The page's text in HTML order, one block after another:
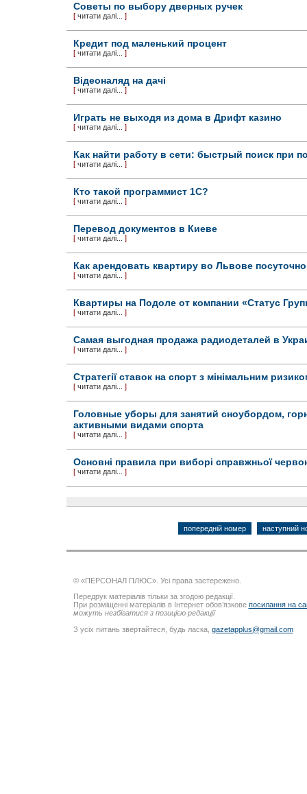
Советы по выбору дверных ручек
[ читати далі... ]
Кредит под маленький процент
[ читати далі... ]
Відеоналяд на дачі
[ читати далі... ]
Играть не выходя из дома в Дрифт казино
[ читати далі... ]
Как найти работу в сети: быстрый поиск при
[ читати далі... ]
Кто такой программист 1С?
[ читати далі... ]
Перевод документов в Киеве
[ читати далі... ]
Как арендовать квартиру во Львове посуточно
[ читати далі... ]
Квартиры на Подоле от компании «Статус
[ читати далі... ]
Самая выгодная продажа радиодеталей в
[ читати далі... ]
Стратегії ставок на спорт з мінімальним
[ читати далі... ]
Головные уборы для занятий сноубордом,
активными видами спорта
[ читати далі... ]
Основні правила при виборі справжньої
[ читати далі... ]
попередній номер наступний
© «ПЕРСОНАЛ ПЛЮС». Усі права застережено.
Передрук матеріалів тільки за згодою редакції.
При розміщенні матеріалів в Інтернет обов’язкове посилання на
можуть незбігатися з позицією редакції
З усіх питань звертайтеся, будь ласка, gazetapplus@gmail.com